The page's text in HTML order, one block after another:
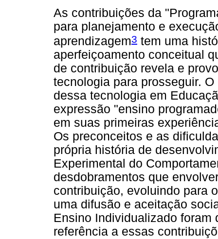
As contribuições da
para planejamento e
aprendizagem3 tem uma
aperfeiçoamento conceitual
de contribuição revela e
tecnologia para prosseguir.
dessa tecnologia em
expressão "ensino
em suas primeiras
Os preconceitos e as
própria história de
Experimental do
desdobramentos que
contribuição, evoluindo para
uma difusão e aceitação
Ensino Individualizado
referência a essas